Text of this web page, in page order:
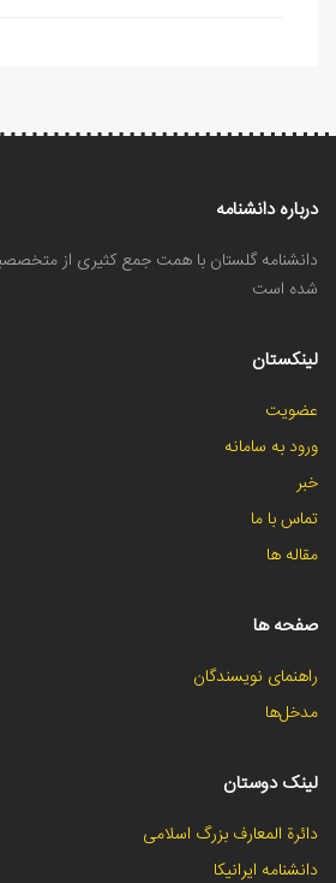
درباره دانشنامه
دانشنامه گلستان با همت جمع کثیری از
شده است
لینکستان
عضویت
ورود به سامانه
خبر
تماس با ما
مقاله ها
صفحه ها
راهنمای نویسندگان
مدخل‌ها
لینک دوستان
دائرة المعارف بزرگ اسلامی
دانشنامه ایرانیکا